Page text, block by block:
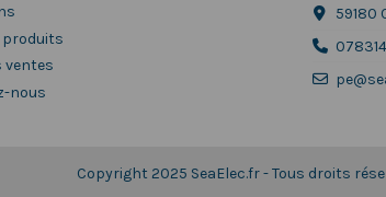
produits
ventes
nous
59180
Copyright 2025 SeaElec.fr - Tous droits